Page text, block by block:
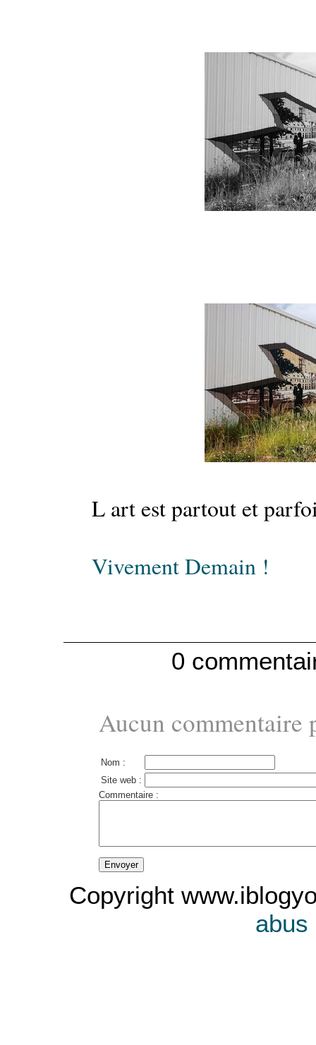
L art est partout et
Vivement Demain !
0
Aucun commentaire
Nom :
Site web :
Commentaire :
Copyright
abus